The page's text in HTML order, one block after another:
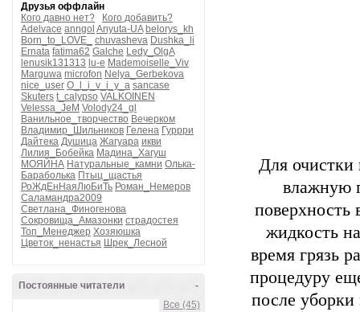
Друзья оффлайн
Кого давно нет?
Кого добавить?
Adelvace anngol Anyuta-UA belorys_kh
Born_to_LOVE_
chuvasheva Dushka_li
Ernata fatima62 Galche Ledy_OlgA
lenusik131313 lu-e Mademoiselle_Viv
Marguwa microfon Nelya_Gerbekova
nice_user O_l_i_v_i_y_a sancase
Skuters t_calypso VALKOINEN
Velessa_JeM Volody24_gl
Ванильное_творчество Вечерком
Владимир_Шильников Гелена Гуррри
Дайтека Душица Жагуара икви
Лилия_Бобейка Мадина_Хагуш
МОЯЙНА Натуральные_камни Олька-
Бараболька Птыц_щастья
РоЖдЕнНаяЛюБиТь Роман_Немеров
Саламандра2009
Светлана_Финогенова
Сокровища_Амазонки страдостея
Топ_Менеджер Хозяюшка
Цветок_ненастья Шрек_Лесной
-
Постоянные читатели
Все (45)
Для очистки
влажную
поверхность
жидкость
время грязь
процедуру
после уборки